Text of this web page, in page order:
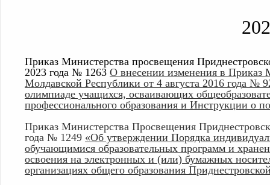
Приказ Министерства просвещения
2023 года № 1263 О внесении изменения в Приказ
Молдавской Республики от 4 августа 2016 года
олимпиаде учащихся, осваивающих
профессионального образования и Инструкции о
Приказ Министерства Просвещения
года № 1249 «Об утверждении Порядка
обучающимися образовательных программ и
освоения на электронных и (или) бумажных
организациях общего образования